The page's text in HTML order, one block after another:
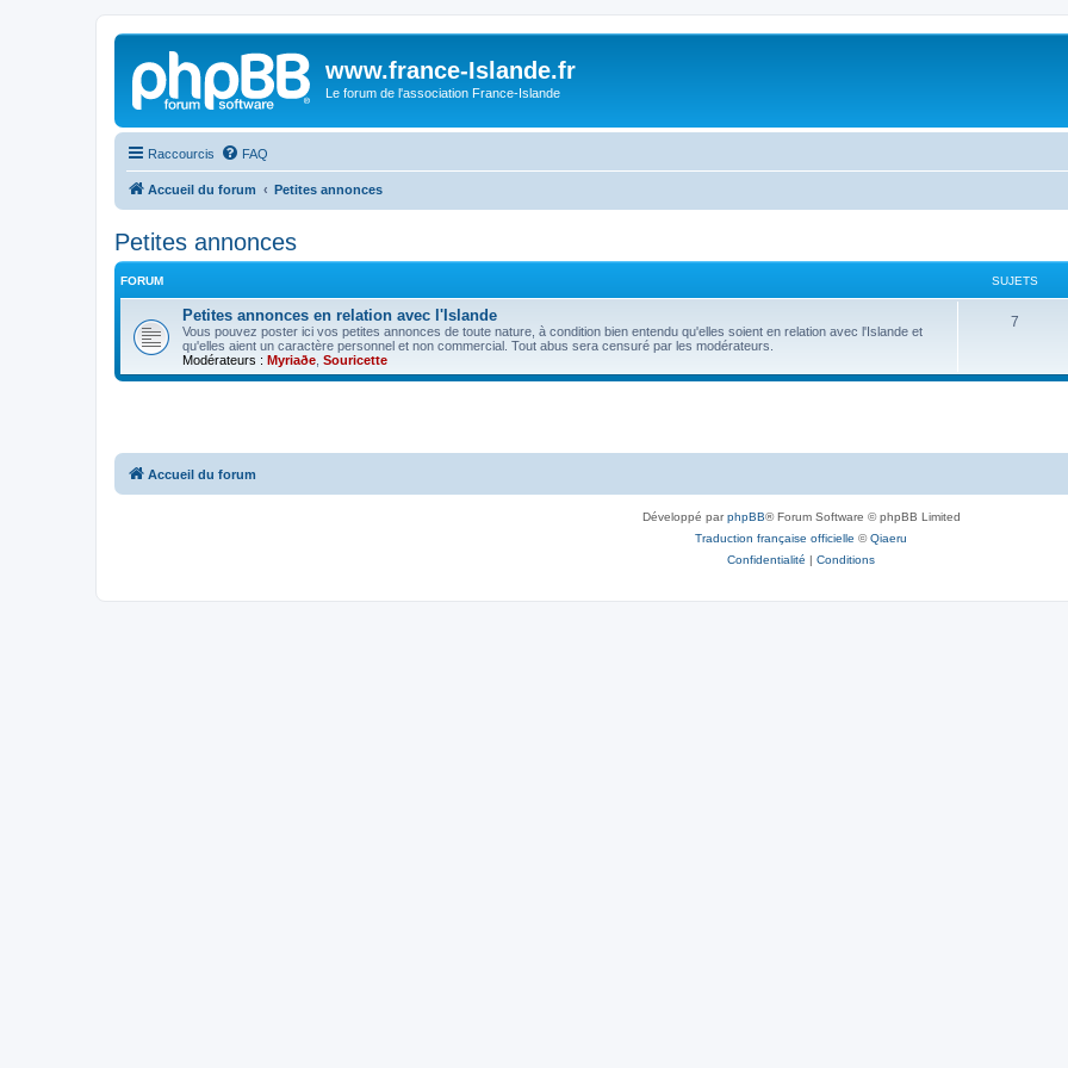
www.france-Islande.fr
Le forum de l'association France-Islande
Raccourcis FAQ
Accueil du forum Petites annonces
Petites annonces
FORUM SUJETS
Petites annonces en relation avec l'Islande
Vous pouvez poster ici vos petites annonces de toute nature, à condition bien entendu qu'elles soient en relation avec l'Islande et
qu'elles aient un caractère personnel et non commercial. Tout abus sera censuré par les modérateurs.
Modérateurs : Myriaðe Souricette
7
Accueil du forum
Développé parphpBB® Forum Software © phpBB Limited
Traduction française officielle ©Qiaeru
Confidentialité | Conditions